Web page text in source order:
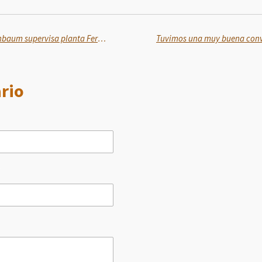
En Michoacán, presidenta Sheinbaum supervisa planta Fertinal de Pemex